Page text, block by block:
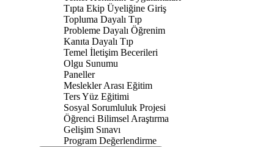
Tıpta Ekip Üyeliğine Giriş
Topluma Dayalı Tıp
Probleme Dayalı Öğrenim
Kanıta Dayalı Tıp
Temel İletişim Becerileri
Olgu Sunumu
Paneller
Meslekler Arası Eğitim
Ters Yüz Eğitimi
Sosyal Sorumluluk Projesi
Öğrenci Bilimsel Araştırma
Gelişim Sınavı
Program Değerlendirme